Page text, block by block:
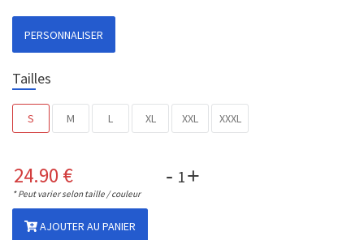
PERSONNALISER
Tailles
S M L XL XXL XXXL
24.90 €
* Peut varier selon taille / couleur
- +
AJOUTER AU PANIER